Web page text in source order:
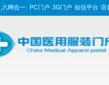
六网合一: PC门户 3G门户 短信平台 语